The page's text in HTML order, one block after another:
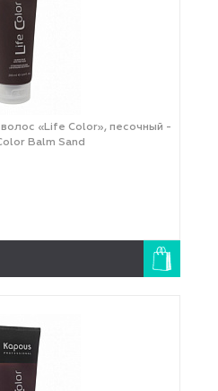
«Life Color», песочный -
Balm Sand